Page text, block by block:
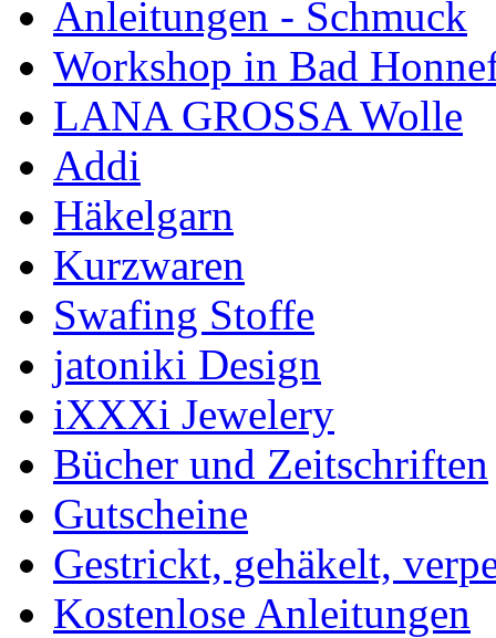
Anleitungen - Schmuck
Workshop in Bad
LANA GROSSA Wolle
Addi
Häkelgarn
Kurzwaren
Swafing Stoffe
jatoniki Design
iXXXi Jewelery
Bücher und Zeitschriften
Gutscheine
Gestrickt, gehäkelt,
Kostenlose Anleitungen